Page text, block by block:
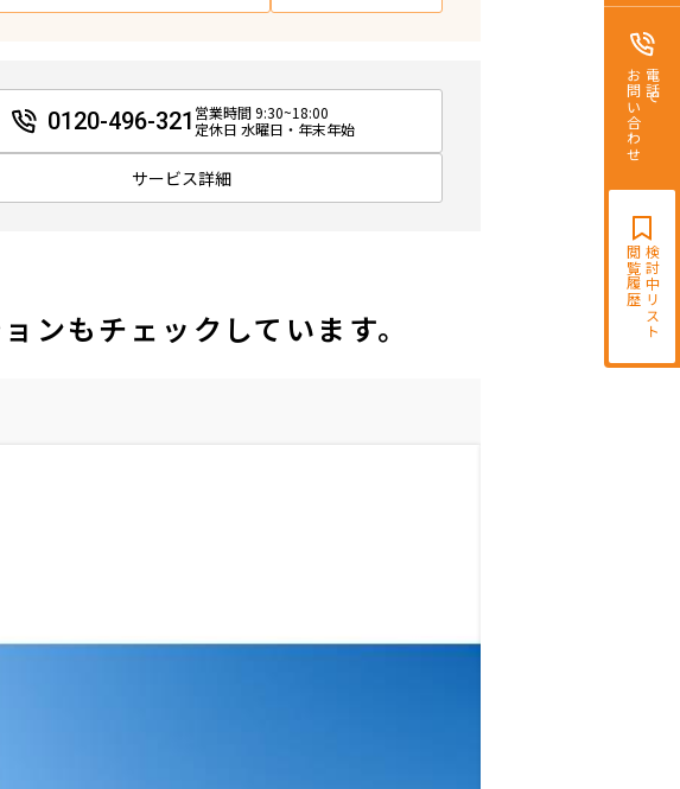
電話で
お問い合わせ
検討中リスト
閲覧履歴
0120-496-321 営業時間 9:30~18:00
定休日 水曜日・年末年始
サービス詳細
ンもチェックしています。